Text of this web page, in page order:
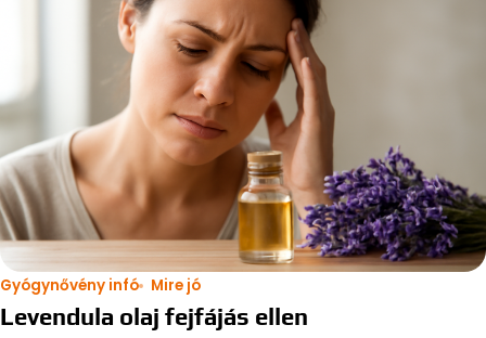
Gyógynővény infó Mire jó
Levendula olaj fejfájás ellen